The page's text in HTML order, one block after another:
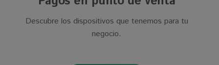
Descubre los dispositivos que tenemos para tu
negocio.